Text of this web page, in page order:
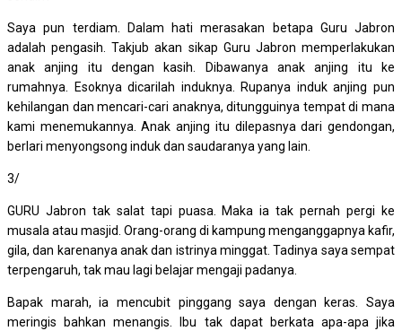
Saya pun terdiam. Dalam hati merasakan betapa Guru Jabron
adalah pengasih. Takjub akan sikap Guru Jabron memperlakukan
anak anjing itu dengan kasih. Dibawanya anak anjing itu ke
rumahnya. Esoknya dicarilah induknya. Rupanya induk anjing pun
kehilangan dan mencari-cari anaknya, ditungguinya tempat di mana
kami menemukannya. Anak anjing itu dilepasnya dari gendongan,
berlari menyongsong induk dan saudaranya yang lain.
3/
GURU Jabron tak salat tapi puasa. Maka ia tak pernah pergi ke
musala atau masjid. Orang-orang di kampung menganggapnya kafir,
gila, dan karenanya anak dan istrinya minggat. Tadinya saya sempat
terpengaruh, tak mau lagi belajar mengaji padanya.
Bapak marah, ia mencubit pinggang saya dengan keras. Saya
meringis bahkan menangis. Ibu tak dapat berkata apa-apa jika